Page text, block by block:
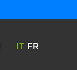
IT FR